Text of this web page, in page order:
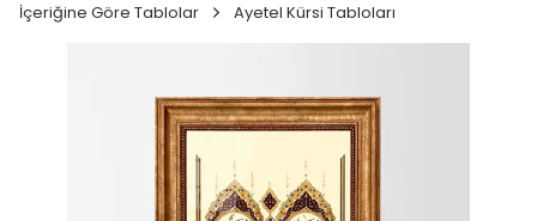
İçeriğine Göre Tablolar Ayetel Kürsi Tabloları